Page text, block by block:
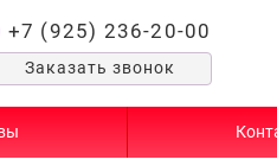
+7 (925) 236-20-00
Заказать звонок